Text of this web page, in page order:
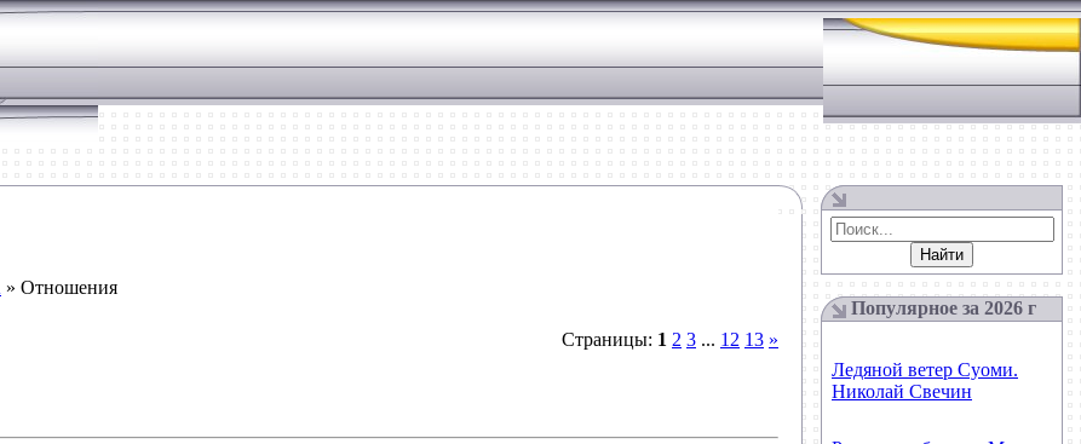
» Отношения
Страницы: 1 2 3 ... 12 13 »
Популярное за 2026 г
Ледяной ветер Суоми.
Николай Свечин